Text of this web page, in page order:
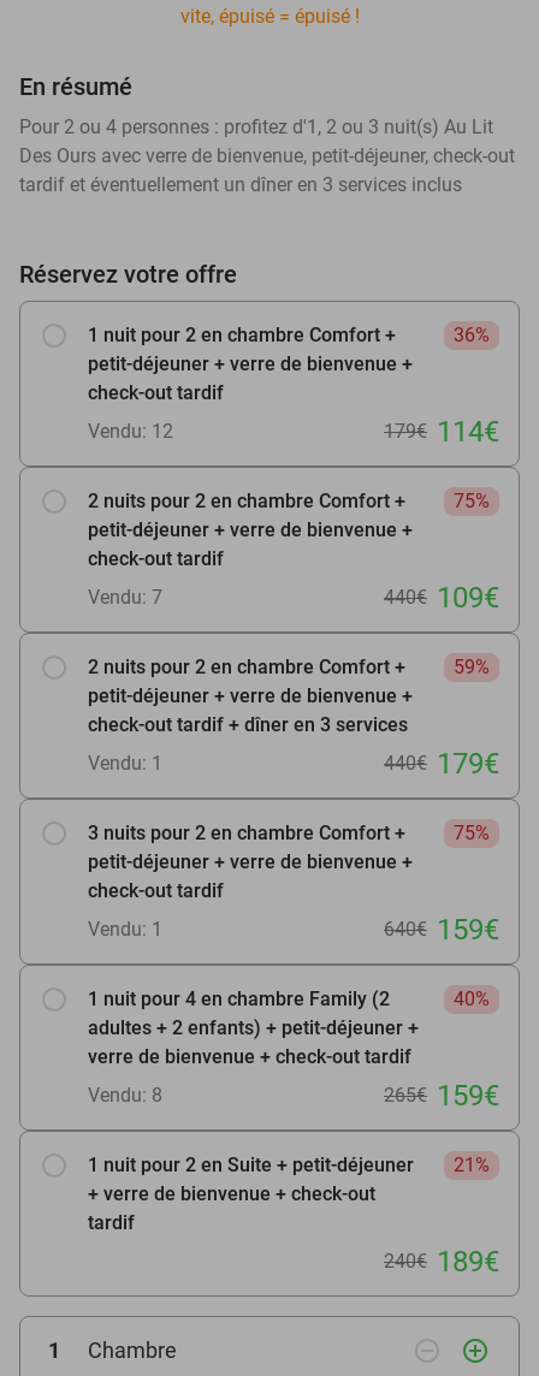
vite, épuisé = épuisé !
En résumé
Pour 2 ou 4 personnes : profitez d'1, 2 ou 3 nuit(s) Au Lit
Des Ours avec verre de bienvenue, petit-déjeuner, check-out
tardif et éventuellement un dîner en 3 services inclus
Réservez votre offre
1 nuit pour 2 en chambre Comfort +
petit-déjeuner + verre de bienvenue +
check-out tardif
36%
Vendu: 12 179€ 114€
2 nuits pour 2 en chambre Comfort +
petit-déjeuner + verre de bienvenue +
check-out tardif
75%
Vendu: 7 440€ 109€
2 nuits pour 2 en chambre Comfort +
petit-déjeuner + verre de bienvenue +
check-out tardif + dîner en 3 services
59%
Vendu: 1 440€ 179€
3 nuits pour 2 en chambre Comfort +
petit-déjeuner + verre de bienvenue +
check-out tardif
75%
Vendu: 1 640€ 159€
1 nuit pour 4 en chambre Family (2
adultes + 2 enfants) + petit-déjeuner +
verre de bienvenue + check-out tardif
40%
Vendu: 8 265€ 159€
1 nuit pour 2 en Suite + petit-déjeuner
+ verre de bienvenue + check-out
tardif
21%
240€ 189€
1 Chambre remove_circle_outline add_circle_outline